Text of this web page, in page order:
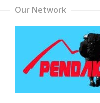
Our Network